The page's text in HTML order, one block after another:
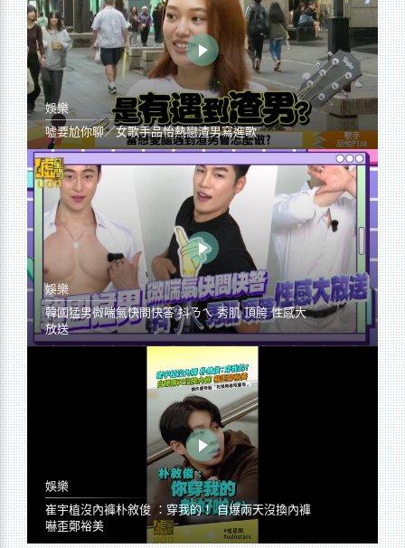
娛樂
噓要尬你聊／女歌手品怡熱戀渣男寫進歌
娛樂
韓國猛男微喘氣快問快答 抖ㄋㄟ 秀肌 頂胯 性感大
放送
娛樂
崔宇植沒內褲朴敘俊 ：穿我的！ 自爆兩天沒換內褲
嚇歪鄭裕美